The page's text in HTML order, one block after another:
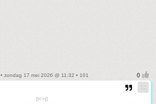
• zondag 17 mei 2026 @ 11:32 • 101
))<>((